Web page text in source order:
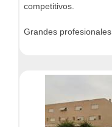
competitivos.
Grandes profesionales.